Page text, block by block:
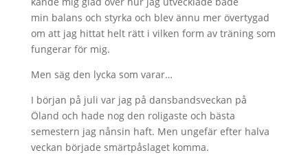
min balans och styrka och blev ännu mer övertygad
om att jag hittat helt rätt i vilken form av träning som
fungerar för mig.
Men säg den lycka som varar…
I början på juli var jag på dansbandsveckan på
Öland och hade nog den roligaste och bästa
semestern jag nånsin haft. Men ungefär efter halva
veckan började smärtpåslaget komma.